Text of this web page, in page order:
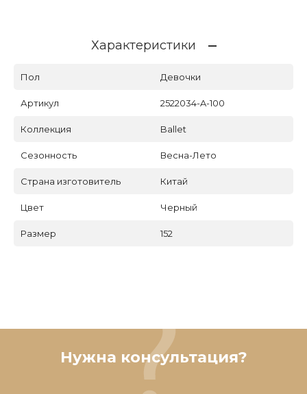
Характеристики
Пол Девочки
Артикул 2522034-A-100
Коллекция Ballet
Сезонность Весна-Лето
Страна изготовитель Китай
Цвет Черный
Размер 152
Нужна консультация?